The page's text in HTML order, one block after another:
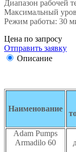
Диапазон рабочей
Максимальный
Режим работы: 30
Цена по запросу
Отправить заявку
Описание
Наименование
Adam Pumps
Armadilo 60